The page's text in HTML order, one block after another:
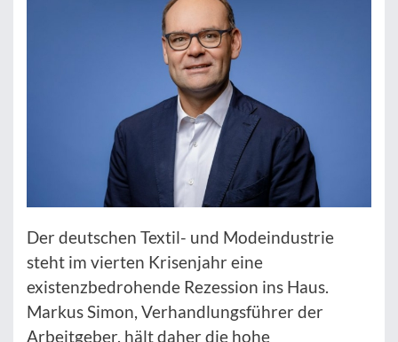
Der deutschen Textil- und Modeindustrie
steht im vierten Krisenjahr eine
existenzbedrohende Rezession ins Haus.
Markus Simon, Verhandlungsführer der
Arbeitgeber, hält daher die hohe